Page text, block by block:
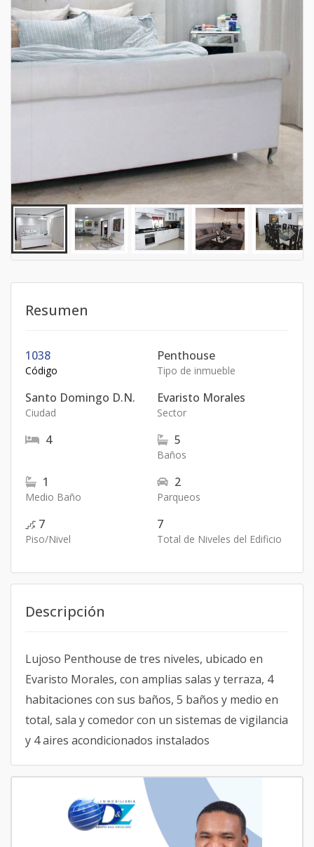
Resumen
1038
Código
Penthouse
Tipo de inmueble
Santo Domingo D.N.
Ciudad
Evaristo Morales
Sector
4 5
Baños
1
Medio Baño
2
Parqueos
7
Piso/Nivel
7
Total de Niveles del Edificio
Descripción
Lujoso Penthouse de tres niveles, ubicado en
Evaristo Morales, con amplias salas y terraza, 4
habitaciones con sus baños, 5 baños y medio en
total, sala y comedor con un sistemas de vigilancia
y 4 aires acondicionados instalados